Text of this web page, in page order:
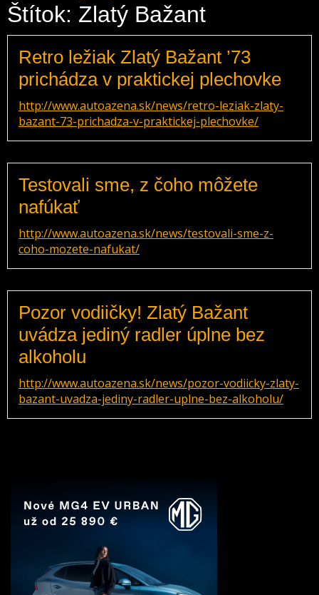
Štítok: Zlatý Bažant
Retro ležiak Zlatý Bažant ’73
prichádza v praktickej plechovke
http://www.autoazena.sk/news/retro-leziak-zlaty-
bazant-73-prichadza-v-praktickej-plechovke/
Testovali sme, z čoho môžete
nafúkať
http://www.autoazena.sk/news/testovali-sme-z-
coho-mozete-nafukat/
Pozor vodiičky! Zlatý Bažant
uvádza jediný radler úplne bez
alkoholu
http://www.autoazena.sk/news/pozor-vodiicky-zlaty-
bazant-uvadza-jediny-radler-uplne-bez-alkoholu/